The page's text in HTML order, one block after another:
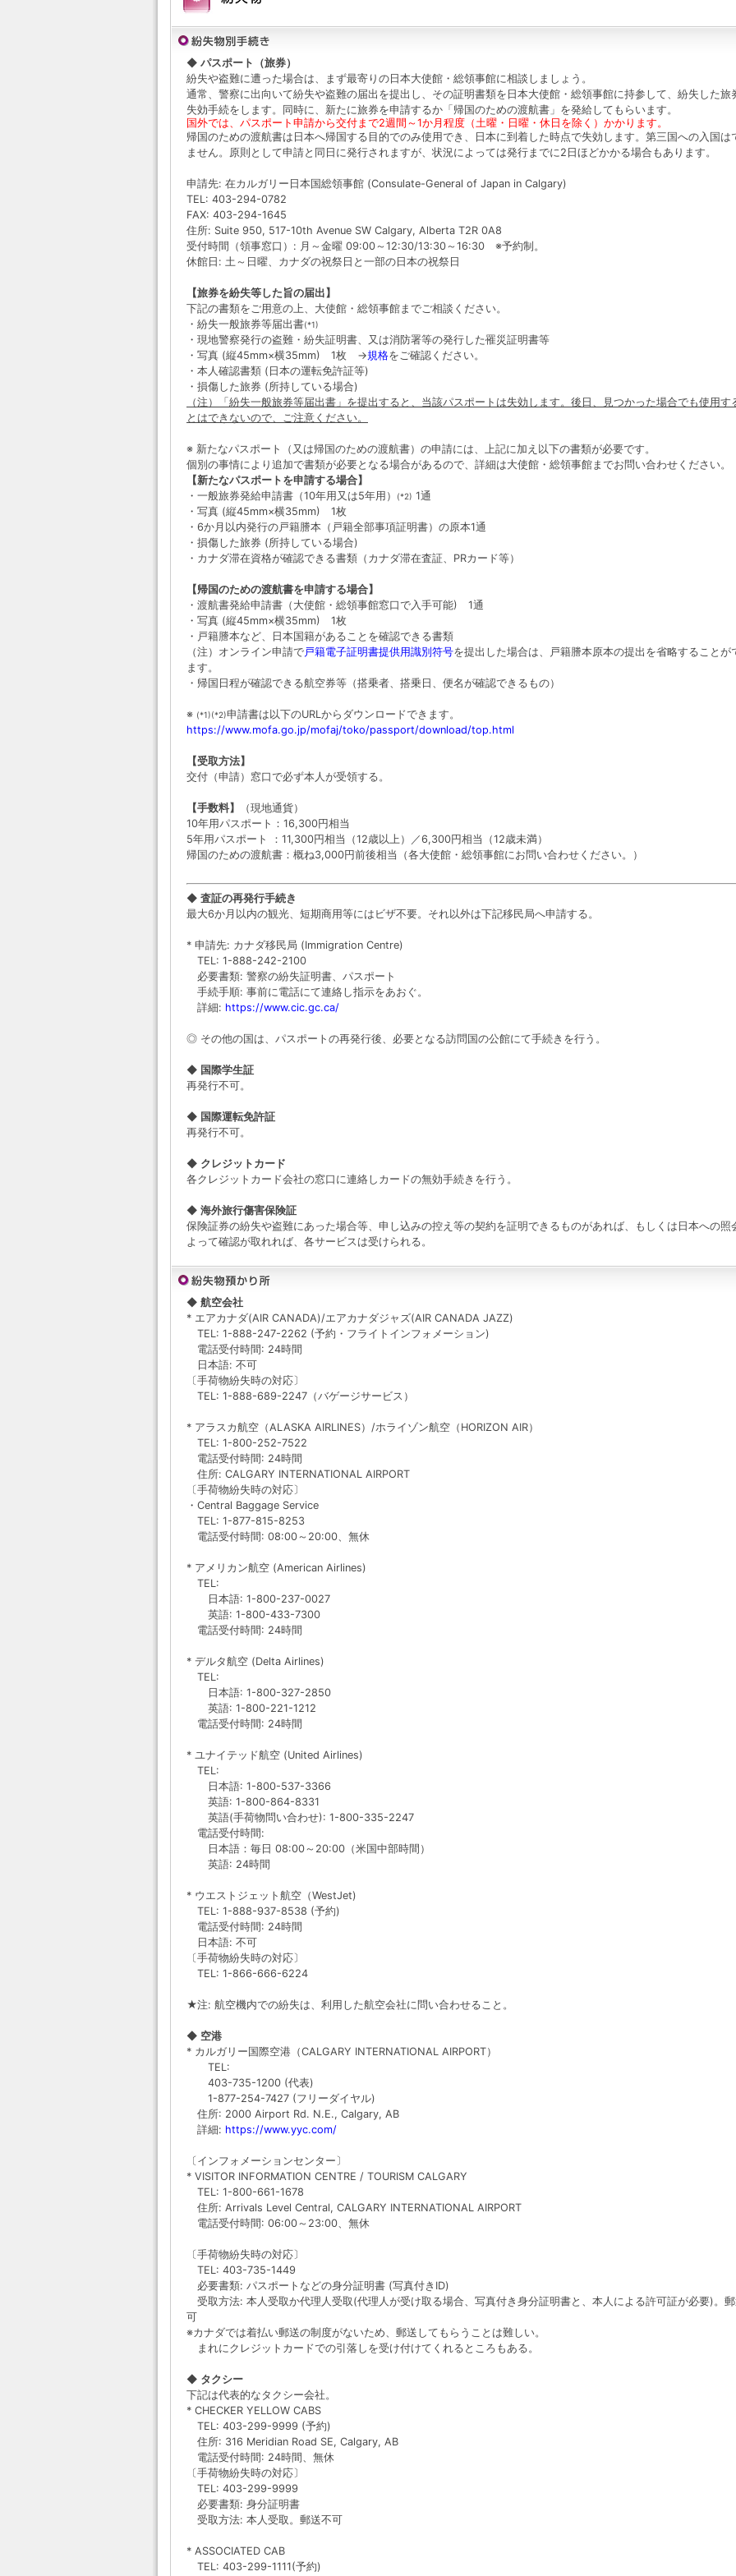
◆ パスポート（旅券）
紛失や盗難に遭った場合は、まず最寄りの日本大使館・総領事館に相談しましょう。
通常、警察に出向いて紛失や盗難の届出を提出し、その証明書類を日本大使館・総領事館に持参して、紛失した旅
失効手続をします。同時に、新たに旅券を申請するか「帰国のための渡航書」を発給してもらいます。
国外では、パスポート申請から交付まで2週間～1か月程度（土曜・日曜・休日を除く）かかります。
帰国のための渡航書は日本へ帰国する目的でのみ使用でき、日本に到着した時点で失効します。第三国への入国は
ません。原則として申請と同日に発行されますが、状況によっては発行までに2日ほどかかる場合もあります。
申請先: 在カルガリー日本国総領事館 (Consulate-General of Japan in Calgary)
TEL: 403-294-0782
FAX: 403-294-1645
住所: Suite 950, 517-10th Avenue SW Calgary, Alberta T2R 0A8
受付時間（領事窓口）: 月～金曜 09:00～12:30/13:30～16:30 ※予約制。
休館日: 土～日曜、カナダの祝祭日と一部の日本の祝祭日
【旅券を紛失等した旨の届出】
下記の書類をご用意の上、大使館・総領事館までご相談ください。
・紛失一般旅券等届出書(*1)
・現地警察発行の盗難・紛失証明書、又は消防署等の発行した罹災証明書等
・写真 (縦45mm×横35mm) 1枚 →規格をご確認ください。
・本人確認書類 (日本の運転免許証等)
・損傷した旅券 (所持している場合)
（注）「紛失一般旅券等届出書」を提出すると、当該パスポートは失効します。後日、見つかった場合でも使用す
とはできないので、ご注意ください。
※ 新たなパスポート（又は帰国のための渡航書）の申請には、上記に加え以下の書類が必要です。
個別の事情により追加で書類が必要となる場合があるので、詳細は大使館・総領事館までお問い合わせください。
【新たなパスポートを申請する場合】
・一般旅券発給申請書（10年用又は5年用）
(*2) 1通
・写真 (縦45mm×横35mm) 1枚
・6か月以内発行の戸籍謄本（戸籍全部事項証明書）の原本1通
・損傷した旅券 (所持している場合)
・カナダ滞在資格が確認できる書類（カナダ滞在査証、PRカード等）
【帰国のための渡航書を申請する場合】
・渡航書発給申請書（大使館・総領事館窓口で入手可能) 1通
・写真 (縦45mm×横35mm) 1枚
・戸籍謄本など、日本国籍があることを確認できる書類
（注）オンライン申請で戸籍電子証明書提供用識別符号を提出した場合は、戸籍謄本原本の提出を省略することが
ます。
・帰国日程が確認できる航空券等（搭乗者、搭乗日、便名が確認できるもの）
※ (*1)(*2)申請書は以下のURLからダウンロードできます。
https://www.mofa.go.jp/mofaj/toko/passport/download/top.html
【受取方法】
交付（申請）窓口で必ず本人が受領する。
【手数料】
（現地通貨）
10年用パスポート：16,300円相当
5年用パスポート ：11,300円相当（12歳以上）／6,300円相当（12歳未満）
帰国のための渡航書：概ね3,000円前後相当（各大使館・総領事館にお問い合わせください。）
◆ 査証の再発行手続き
最大6か月以内の観光、短期商用等にはビザ不要。それ以外は下記移民局へ申請する。
* 申請先: カナダ移民局 (Immigration Centre)
TEL: 1-888-242-2100
必要書類: 警察の紛失証明書、パスポート
手続手順: 事前に電話にて連絡し指示をあおぐ。
詳細: https://www.cic.gc.ca/
◎ その他の国は、パスポートの再発行後、必要となる訪問国の公館にて手続きを行う。
◆ 国際学生証
再発行不可。
◆ 国際運転免許証
再発行不可。
◆ クレジットカード
各クレジットカード会社の窓口に連絡しカードの無効手続きを行う。
◆ 海外旅行傷害保険証
保険証券の紛失や盗難にあった場合等、申し込みの控え等の契約を証明できるものがあれば、もしくは日本への照
よって確認が取れれば、各サービスは受けられる。
◆ 航空会社
* エアカナダ(AIR CANADA)/エアカナダジャズ(AIR CANADA JAZZ)
TEL: 1-888-247-2262 (予約・フライトインフォメーション)
電話受付時間: 24時間
日本語: 不可
〔手荷物紛失時の対応〕
TEL: 1-888-689-2247（バゲージサービス）
* アラスカ航空（ALASKA AIRLINES）/ホライゾン航空（HORIZON AIR）
TEL: 1-800-252-7522
電話受付時間: 24時間
住所: CALGARY INTERNATIONAL AIRPORT
〔手荷物紛失時の対応〕
・Central Baggage Service
TEL: 1-877-815-8253
電話受付時間: 08:00～20:00、無休
* アメリカン航空 (American Airlines)
TEL:
日本語: 1-800-237-0027
英語: 1-800-433-7300
電話受付時間: 24時間
* デルタ航空 (Delta Airlines)
TEL:
日本語: 1-800-327-2850
英語: 1-800-221-1212
電話受付時間: 24時間
* ユナイテッド航空 (United Airlines)
TEL:
日本語: 1-800-537-3366
英語: 1-800-864-8331
英語(手荷物問い合わせ): 1-800-335-2247
電話受付時間:
日本語：毎日 08:00～20:00（米国中部時間）
英語: 24時間
* ウエストジェット航空（WestJet)
TEL: 1-888-937-8538 (予約)
電話受付時間: 24時間
日本語: 不可
〔手荷物紛失時の対応〕
TEL: 1-866-666-6224
★注: 航空機内での紛失は、利用した航空会社に問い合わせること。
◆ 空港
* カルガリー国際空港（CALGARY INTERNATIONAL AIRPORT）
TEL:
403-735-1200 (代表)
1-877-254-7427 (フリーダイヤル)
住所: 2000 Airport Rd. N.E., Calgary, AB
詳細: https://www.yyc.com/
〔インフォメーションセンター〕
* VISITOR INFORMATION CENTRE / TOURISM CALGARY
TEL: 1-800-661-1678
住所: Arrivals Level Central, CALGARY INTERNATIONAL AIRPORT
電話受付時間: 06:00～23:00、無休
〔手荷物紛失時の対応〕
TEL: 403-735-1449
必要書類: パスポートなどの身分証明書 (写真付きID)
受取方法: 本人受取か代理人受取(代理人が受け取る場合、写真付き身分証明書と、本人による許可証が必要)。
可
※カナダでは着払い郵送の制度がないため、郵送してもらうことは難しい。
まれにクレジットカードでの引落しを受け付けてくれるところもある。
◆ タクシー
下記は代表的なタクシー会社。
* CHECKER YELLOW CABS
TEL: 403-299-9999 (予約)
住所: 316 Meridian Road SE, Calgary, AB
電話受付時間: 24時間、無休
〔手荷物紛失時の対応〕
TEL: 403-299-9999
必要書類: 身分証明書
受取方法: 本人受取。郵送不可
* ASSOCIATED CAB
TEL: 403-299-1111(予約)